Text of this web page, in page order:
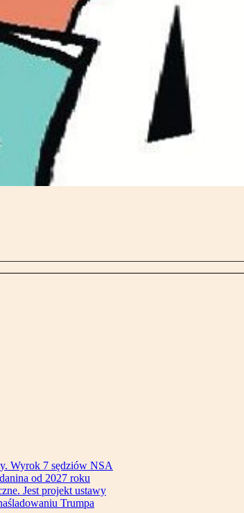
Wyrok 7 sędziów NSA
od 2027 roku
Jest projekt ustawy
Trumpa